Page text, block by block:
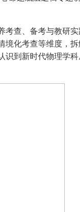
查、备考与教研
化考查等维度，
到新时代物理学科